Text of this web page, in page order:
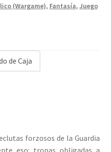
(Wargame), Fantasía, Juego
de Caja
forzosos de la Guardia